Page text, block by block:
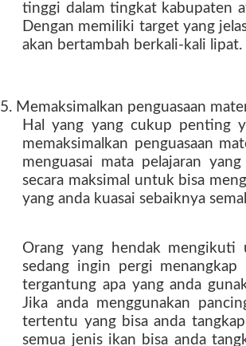
tinggi dalam tingkat kabupaten
Dengan memiliki target yang
akan bertambah berkali-kali lipat.
5. Memaksimalkan penguasaan
Hal yang yang cukup penting
memaksimalkan penguasaan
menguasai mata pelajaran
secara maksimal untuk bisa
yang anda kuasai sebaiknya
Orang yang hendak mengikuti
sedang ingin pergi
tergantung apa yang anda
Jika anda menggunakan
tertentu yang bisa anda
semua jenis ikan bisa anda